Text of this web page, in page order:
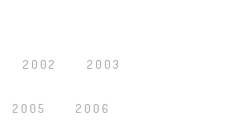
2002 2003
2005 2006